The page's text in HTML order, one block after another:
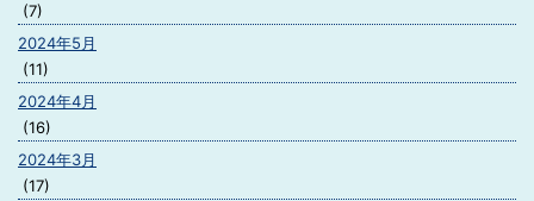
(7)
2024年5月
(11)
2024年4月
(16)
2024年3月
(17)